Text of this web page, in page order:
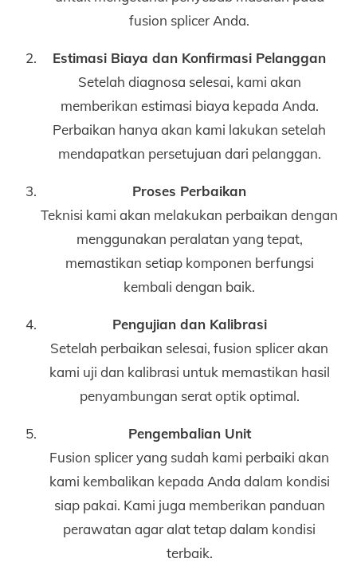
fusion splicer Anda.
Estimasi Biaya dan Konfirmasi Pelanggan
Setelah diagnosa selesai, kami akan
memberikan estimasi biaya kepada Anda.
Perbaikan hanya akan kami lakukan setelah
mendapatkan persetujuan dari pelanggan.
Proses Perbaikan
Teknisi kami akan melakukan perbaikan dengan
menggunakan peralatan yang tepat,
memastikan setiap komponen berfungsi
kembali dengan baik.
Pengujian dan Kalibrasi
Setelah perbaikan selesai, fusion splicer akan
kami uji dan kalibrasi untuk memastikan hasil
penyambungan serat optik optimal.
Pengembalian Unit
Fusion splicer yang sudah kami perbaiki akan
kami kembalikan kepada Anda dalam kondisi
siap pakai. Kami juga memberikan panduan
perawatan agar alat tetap dalam kondisi
terbaik.